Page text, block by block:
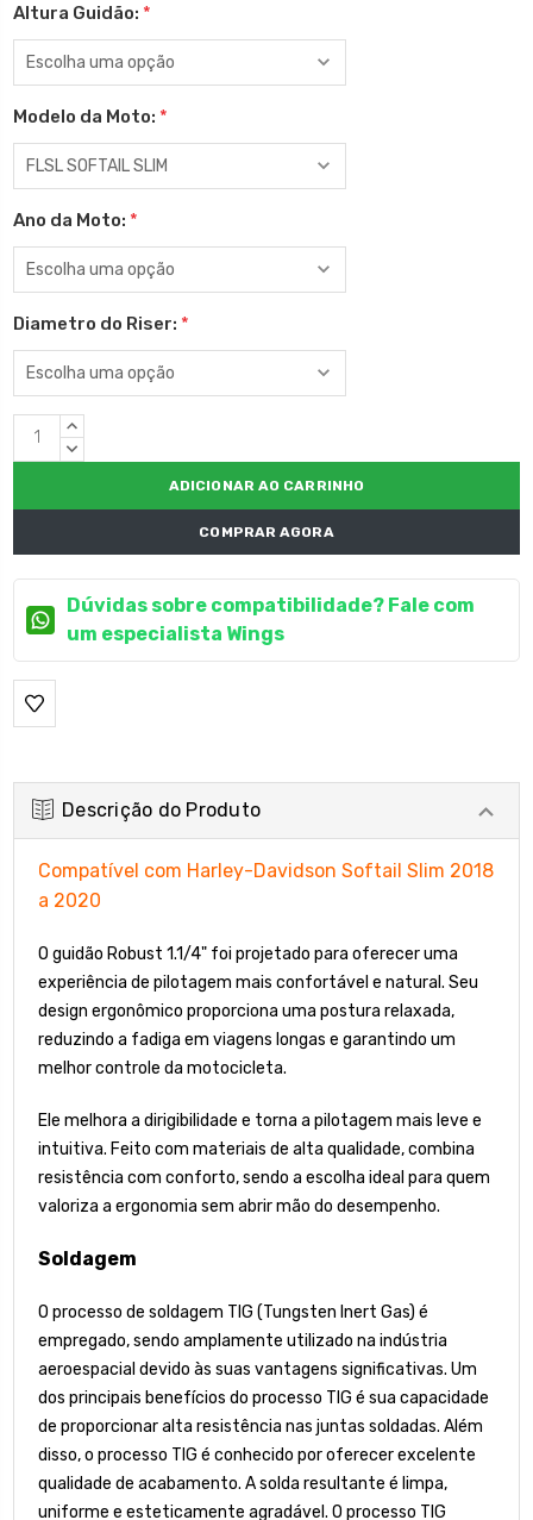
Altura Guidão: *
Modelo da Moto: *
Ano da Moto: *
Diametro do Riser: *
EstoqueQUANTIDADE
CRESCENTE:
QUANTIDADE
COMPRAR AGORA
Dúvidas sobre compatibilidade? Fale com
um especialista Wings
Descrição do Produto
Compatível com Harley-Davidson Softail Slim 2018
a 2020
O guidão Robust 1.1/4" foi projetado para oferecer uma
experiência de pilotagem mais confortável e natural. Seu
design ergonômico proporciona uma postura relaxada,
reduzindo a fadiga em viagens longas e garantindo um
melhor controle da motocicleta.
Ele melhora a dirigibilidade e torna a pilotagem mais leve e
intuitiva. Feito com materiais de alta qualidade, combina
resistência com conforto, sendo a escolha ideal para quem
valoriza a ergonomia sem abrir mão do desempenho.
Soldagem
O processo de soldagem TIG (Tungsten Inert Gas) é
empregado, sendo amplamente utilizado na indústria
aeroespacial devido às suas vantagens significativas. Um
dos principais benefícios do processo TIG é sua capacidade
de proporcionar alta resistência nas juntas soldadas. Além
disso, o processo TIG é conhecido por oferecer excelente
qualidade de acabamento. A solda resultante é limpa,
uniforme e esteticamente agradável. O processo TIG